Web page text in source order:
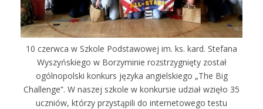
10 czerwca w Szkole Podstawowej im. ks. kard. Stefana
Wyszyńskiego w Borzyminie rozstrzygnięty został
ogólnopolski konkurs języka angielskiego „The Big
Challenge”. W naszej szkole w konkursie udział wzięło 35
uczniów, którzy przystąpili do internetowego testu